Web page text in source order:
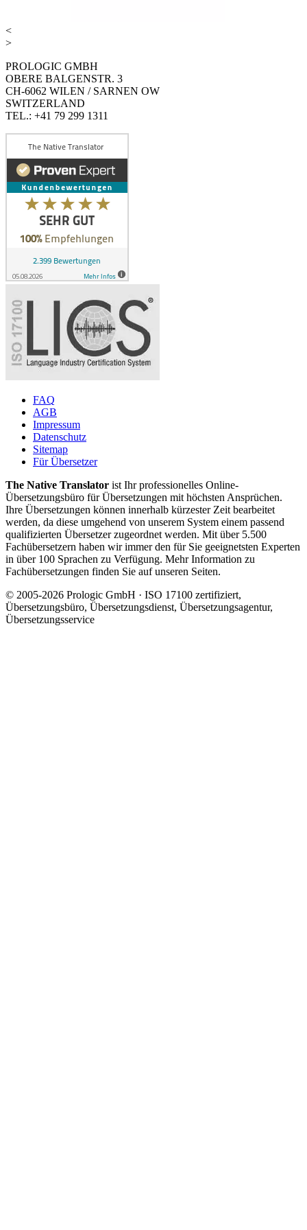
<
>
PROLOGIC GMBH
OBERE BALGENSTR. 3
CH-6062 WILEN / SARNEN OW
SWITZERLAND
TEL.: +41 79 299 1311
FAQ
AGB
Impressum
Datenschutz
Sitemap
Für Übersetzer
The Native Translator ist Ihr professionelles Online-
Übersetzungsbüro für Übersetzungen mit höchsten Ansprüchen.
Ihre Übersetzungen können innerhalb kürzester Zeit bearbeitet
werden, da diese umgehend von unserem System einem passend
qualifizierten Übersetzer zugeordnet werden. Mit über 5.500
Fachübersetzern haben wir immer den für Sie geeignetsten Experten
in über 100 Sprachen zu Verfügung. Mehr Information zu
Fachübersetzungen finden Sie auf unseren Seiten.
© 2005-2026 Prologic GmbH · ISO 17100 zertifiziert,
Übersetzungsbüro, Übersetzungsdienst, Übersetzungsagentur,
Übersetzungsservice